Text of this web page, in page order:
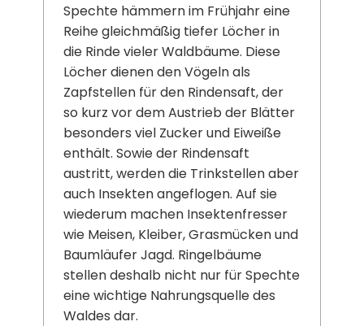
Spechte hämmern im Frühjahr eine
Reihe gleichmäßig tiefer Löcher in
die Rinde vieler Waldbäume. Diese
Löcher dienen den Vögeln als
Zapfstellen für den Rindensaft, der
so kurz vor dem Austrieb der Blätter
besonders viel Zucker und Eiweiße
enthält. Sowie der Rindensaft
austritt, werden die Trinkstellen aber
auch Insekten angeflogen. Auf sie
wiederum machen Insektenfresser
wie Meisen, Kleiber, Grasmücken und
Baumläufer Jagd. Ringelbäume
stellen deshalb nicht nur für Spechte
eine wichtige Nahrungsquelle des
Waldes dar.